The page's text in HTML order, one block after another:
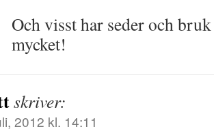
Och visst har seder och
mycket!
skriver:
2012 kl. 14:11